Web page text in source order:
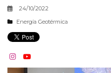
24/10/2022
Energía Geotérmica
 